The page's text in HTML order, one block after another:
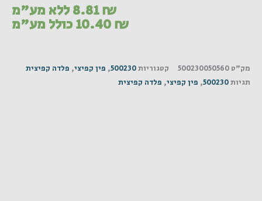
8.81₪ ללא מע"מ
10.40₪ כולל מע"מ
מק"ט 500230050560 קטגוריות500230
, פין קפיצי, פלדה קפיצית
תגיות500230
, פין קפיצי, פלדה קפיצית